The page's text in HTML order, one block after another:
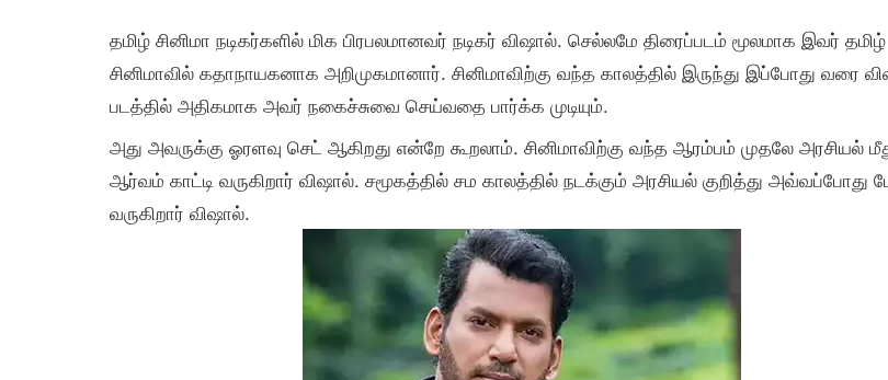
தமிழ் சினிமா நடிகர்களில் மிக பிரபலமானவர் நடிகர் விஷால். செல்லமே திரைப்படம் மூலமாக இவர் தமிழ்
சினிமாவில் கதாநாயகனாக அறிமுகமானார். சினிமாவிற்கு வந்த காலத்தில் இருந்து இப்போது வரை
படத்தில் அதிகமாக அவர் நகைச்சுவை செய்வதை பார்க்க முடியும்.
அது அவருக்கு ஓரளவு செட் ஆகிறது என்றே கூறலாம். சினிமாவிற்கு வந்த ஆரம்பம் முதலே அரசியல்
ஆர்வம் காட்டி வருகிறார் விஷால். சமூகத்தில் சம காலத்தில் நடக்கும் அரசியல் குறித்து அவ்வப்போது
வருகிறார் விஷால்.